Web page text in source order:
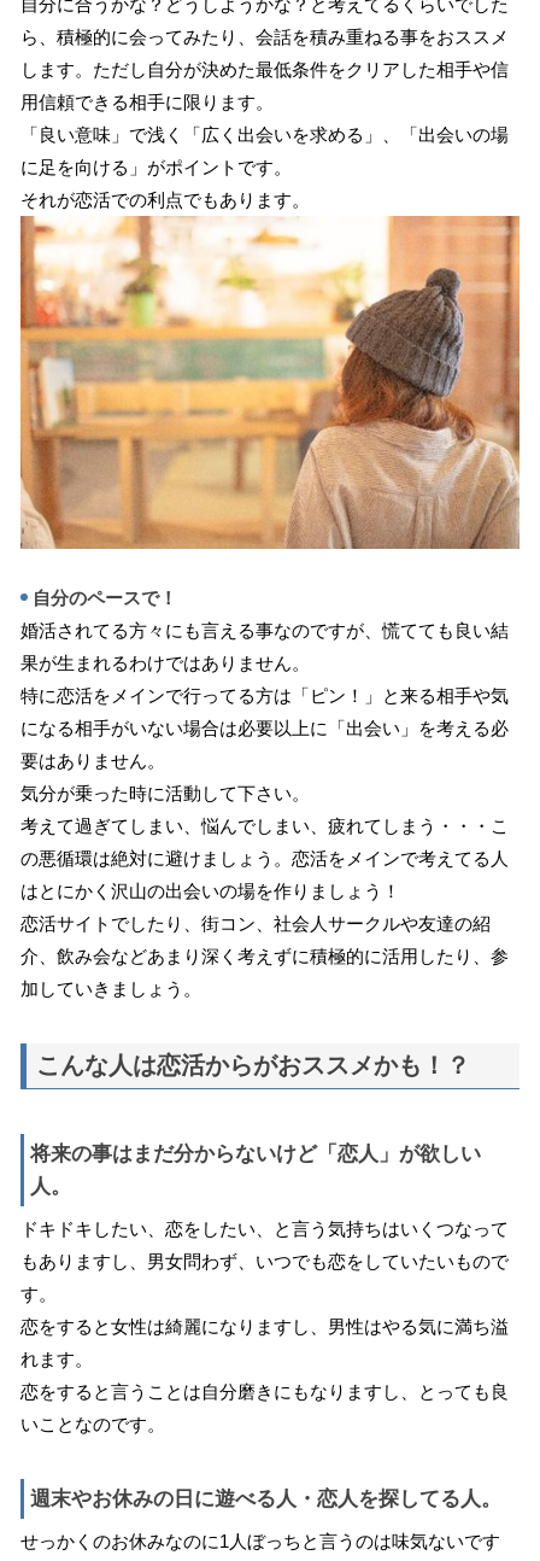
ら、積極的に会ってみたり、会話を積み重ねる事をおススメ
します。ただし自分が決めた最低条件をクリアした相手や信
用信頼できる相手に限ります。
「良い意味」で浅く「広く出会いを求める」、「出会いの場
に足を向ける」がポイントです。
それが恋活での利点でもあります。
自分のペースで！
婚活されてる方々にも言える事なのですが、慌てても良い結
果が生まれるわけではありません。
特に恋活をメインで行ってる方は「ピン！」と来る相手や気
になる相手がいない場合は必要以上に「出会い」を考える必
要はありません。
気分が乗った時に活動して下さい。
考えて過ぎてしまい、悩んでしまい、疲れてしまう・・・こ
の悪循環は絶対に避けましょう。恋活をメインで考えてる人
はとにかく沢山の出会いの場を作りましょう！
恋活サイトでしたり、街コン、社会人サークルや友達の紹
介、飲み会などあまり深く考えずに積極的に活用したり、参
加していきましょう。
こんな人は恋活からがおススメかも！？
将来の事はまだ分からないけど「恋人」が欲しい
人。
ドキドキしたい、恋をしたい、と言う気持ちはいくつなって
もありますし、男女問わず、いつでも恋をしていたいもので
す。
恋をすると女性は綺麗になりますし、男性はやる気に満ち溢
れます。
恋をすると言うことは自分磨きにもなりますし、とっても良
いことなのです。
週末やお休みの日に遊べる人・恋人を探してる人。
せっかくのお休みなのに1人ぼっちと言うのは味気ないです